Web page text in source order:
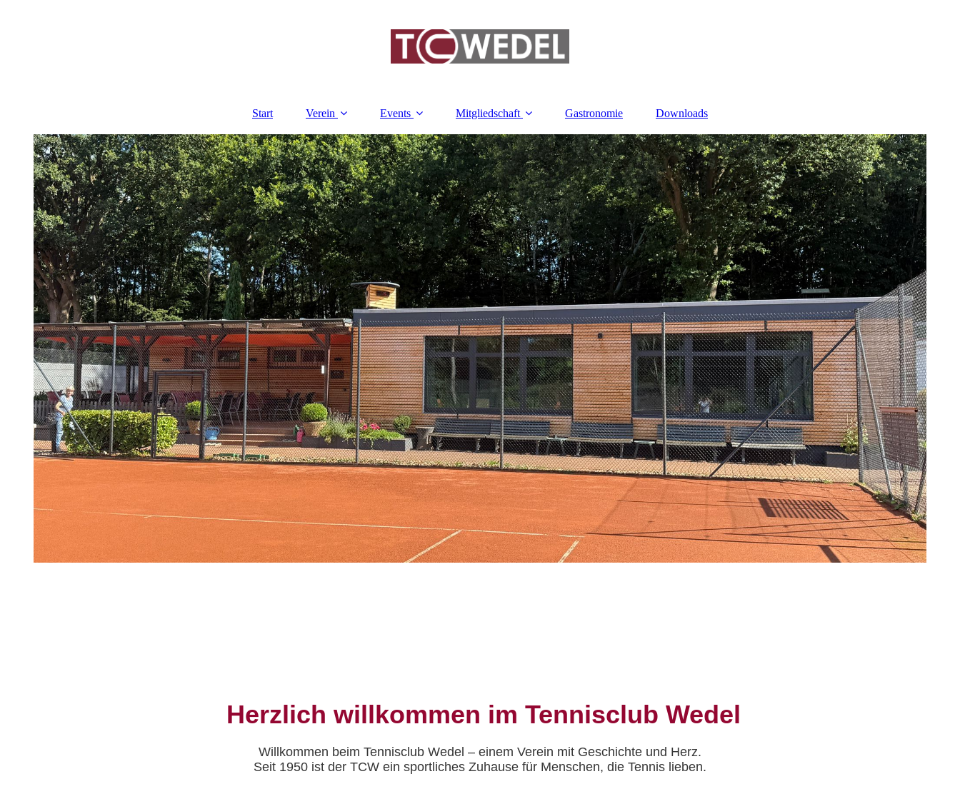
Start Verein Events Mitgliedschaft Gastronomie Downloads
Herzlich willkommen im Tennisclub Wedel
Willkommen beim Tennisclub Wedel – einem Verein mit Geschichte und Herz.
Seit 1950 ist der TCW ein sportliches Zuhause für Menschen, die Tennis lieben.